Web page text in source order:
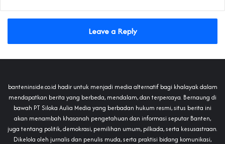
Leave a Reply
banteninside.co.id hadir untuk menjadi media alternatif bagi khalayak dalam
mendapatkan berita yang berbeda, mendalam, dan terpercaya. Bernaung di
bawah PT Siloka Aulia Media yang berbadan hukum resmi, situs berita ini
akan menambah khasanah pengetahuan dan informasi seputar Banten,
juga tentang politik, demokrasi, pemilihan umum, pilkada, serta kesusastraan.
Dikelola oleh jurnalis dan penulis muda, serta praktisi bidang komunikasi,